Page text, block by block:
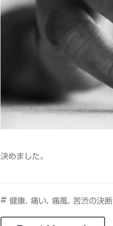
決めました。
# 健康 痛い 痛風 苦渋の決断